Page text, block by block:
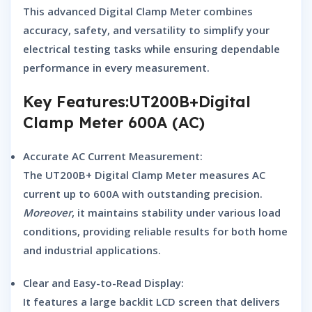
This advanced Digital Clamp Meter combines
accuracy, safety, and versatility to simplify your
electrical testing tasks while ensuring dependable
performance in every measurement.
Key Features:UT200B+Digital
Clamp Meter 600A (AC)
Accurate AC Current Measurement:
The UT200B+ Digital Clamp Meter measures AC
current up to 600A with outstanding precision.
Moreover, it maintains stability under various load
conditions, providing reliable results for both home
and industrial applications.
Clear and Easy-to-Read Display:
It features a large backlit LCD screen that delivers